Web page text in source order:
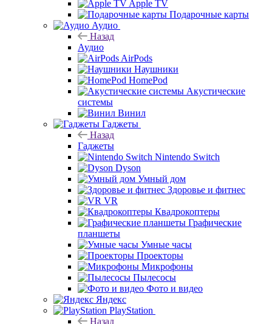
Apple TV
Подарочные карты
Аудио
Назад
Аудио
AirPods
Наушники
HomePod
Акустические
системы
Винил
Гаджеты
Назад
Гаджеты
Nintendo Switch
Dyson
Умный дом
Здоровье и фитнес
VR
Квадрокоптеры
Графические
планшеты
Умные часы
Проекторы
Микрофоны
Пылесосы
Фото и видео
Яндекс
PlayStation
Назад